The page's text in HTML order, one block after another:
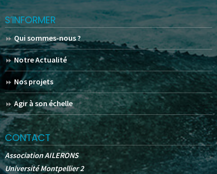
S’INFORMER
Qui sommes-nous ?
Notre Actualité
Nos projets
Agir à son échelle
CONTACT
Association AILERONS
Université Montpellier 2